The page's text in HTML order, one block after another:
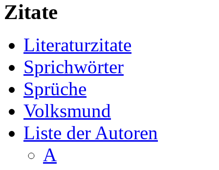
Zitate
Literaturzitate
Sprichwörter
Sprüche
Volksmund
Liste der Autoren
A